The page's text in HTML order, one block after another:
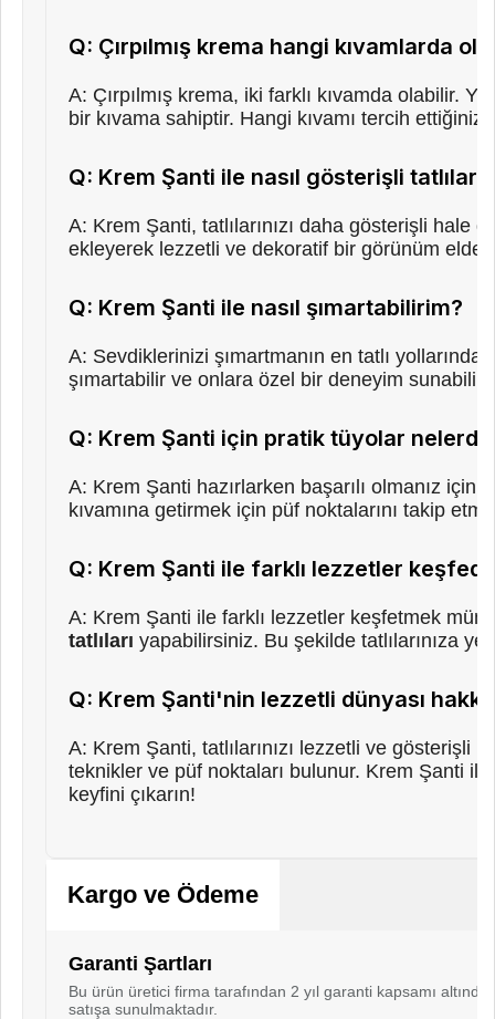
Q: Çırpılmış krema hangi kıvamlarda
A: Çırpılmış krema, iki farklı kıvamda olabilir.
bir kıvama sahiptir. Hangi kıvamı tercih
Q: Krem Şanti ile nasıl gösterişli tatlılar
A: Krem Şanti, tatlılarınızı daha gösterişli hale
ekleyerek lezzetli ve dekoratif bir görünüm elde
Q: Krem Şanti ile nasıl şımartabilirim?
A: Sevdiklerinizi şımartmanın en tatlı
şımartabilir ve onlara özel bir deneyim
Q: Krem Şanti için pratik tüyolar
A: Krem Şanti hazırlarken başarılı olmanız için
kıvamına getirmek için püf noktalarını takip
Q: Krem Şanti ile farklı lezzetler
A: Krem Şanti ile farklı lezzetler keşfetmek
tatlıları yapabilirsiniz. Bu şekilde tatlılarınıza
Q: Krem Şanti'nin lezzetli dünyası
A: Krem Şanti, tatlılarınızı lezzetli ve gösterişli
teknikler ve püf noktaları bulunur. Krem Şanti
keyfini çıkarın!
Kargo ve Ödeme
Garanti Şartları
Bu ürün üretici firma tarafından 2 yıl garanti kapsamı
satışa sunulmaktadır.